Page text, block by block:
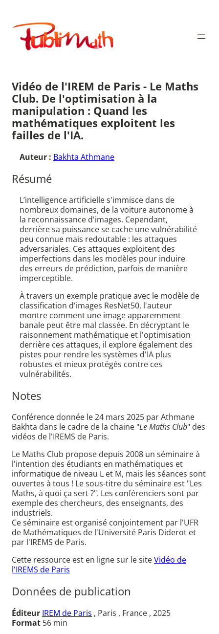
contenu
Publimath
Vidéo de l'IREM de Paris - Le Maths
Club. De l'optimisation à la
manipulation : Quand les
mathématiques exploitent les
failles de l'IA.
Auteur : Bakhta Athmane
Résumé
L’intelligence artificielle s'immisce dans de
nombreux domaines, de la voiture autonome à
la reconnaissance d'images. Cependant,
derrière sa puissance se cache une vulnérabilité
peu connue mais redoutable : les attaques
adversariales. Ces attaques exploitent des
imperfections dans les modèles pour induire
des erreurs de prédiction, parfois de manière
imperceptible.
À travers un exemple pratique avec le modèle de
classification d'images ResNet50, l'auteur
montre comment une image apparemment
banale peut être mal classée. En décryptant le
raisonnement mathématique et l'optimisation
derrière ces attaques, il explore également des
pistes pour rendre les systèmes d'IA plus
robustes et mieux protégés contre ces
vulnérabilités.
Notes
Conférence donnée le 24 mars 2025 par Athmane
Bakhta dans le cadre de la chaine "Le Maths Club" des
vidéos de l'IREMS de Paris.
Le Maths Club propose depuis 2008 un séminaire à
l'intention des étudiants en mathématiques et
informatique de niveau L et M, mais les séances sont
ouvertes à tous ! Le sous-titre du séminaire est "Les
Maths, à quoi ça sert ?". Les conférenciers sont par
exemple des chercheurs, des enseignants, des
industriels.
Ce séminaire est organisé conjointement par l'UFR
de Mathématiques de l'Université Paris Diderot et
par l'IREMS de Paris.
Cette ressource est en ligne sur le siteVidéo de
l'IREMS de Paris
Données de publication
Éditeur IREM de Paris , Paris , France , 2025
Format 56 min